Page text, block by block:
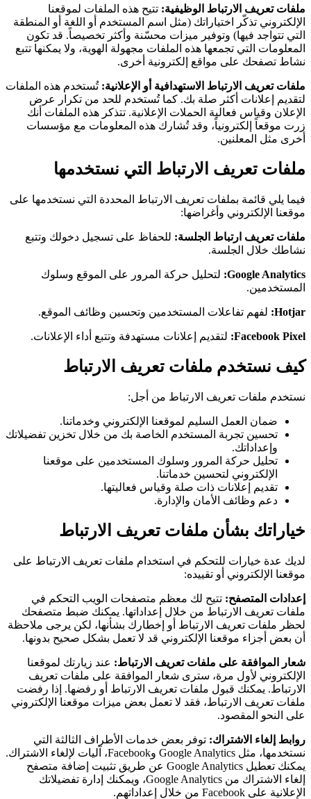
ملفات تعريف الارتباط الوظيفية: تتيح هذه الملفات لموقعنا
الإلكتروني تذكّر اختياراتك (مثل اسم المستخدم أو اللغة أو المنطقة
التي تتواجد فيها) وتوفير ميزات محسّنة وأكثر تخصيصاً. قد تكون
المعلومات التي تجمعها هذه الملفات مجهولة الهوية، ولا يمكنها تتبع
نشاط تصفحك على مواقع إلكترونية أخرى.
ملفات تعريف الارتباط الاستهدافية أو الإعلانية: تُستخدم هذه الملفات
لتقديم إعلانات أكثر صلة بك. كما تُستخدم للحد من تكرار عرض
الإعلان وقياس فعالية الحملات الإعلانية. تتذكر هذه الملفات أنك
زرت موقعاً إلكترونياً، وقد تُشارك هذه المعلومات مع مؤسسات
أخرى مثل المعلنين.
ملفات تعريف الارتباط التي نستخدمها
فيما يلي قائمة بملفات تعريف الارتباط المحددة التي نستخدمها على
موقعنا الإلكتروني وأغراضها:
ملفات تعريف ارتباط الجلسة: للحفاظ على تسجيل دخولك وتتبع
نشاطك خلال الجلسة.
Google Analytics: لتحليل حركة المرور على الموقع وسلوك
المستخدمين.
Hotjar: لفهم تفاعلات المستخدمين وتحسين وظائف الموقع.
Facebook Pixel: لتقديم إعلانات مستهدفة وتتبع أداء الإعلانات.
كيف نستخدم ملفات تعريف الارتباط
نستخدم ملفات تعريف الارتباط من أجل:
ضمان العمل السليم لموقعنا الإلكتروني وخدماتنا.
تحسين تجربة المستخدم الخاصة بك من خلال تخزين تفضيلاتك
وإعداداتك.
تحليل حركة المرور وسلوك المستخدمين على موقعنا
الإلكتروني لتحسين خدماتنا.
تقديم إعلانات ذات صلة وقياس فعاليتها.
دعم وظائف الأمان والإدارة.
خياراتك بشأن ملفات تعريف الارتباط
لديك عدة خيارات للتحكم في استخدام ملفات تعريف الارتباط على
موقعنا الإلكتروني أو تقييده:
إعدادات المتصفح: تتيح لك معظم متصفحات الويب التحكم في
ملفات تعريف الارتباط من خلال إعداداتها. يمكنك ضبط متصفحك
لحظر ملفات تعريف الارتباط أو إخطارك بشأنها، لكن يرجى ملاحظة
أن بعض أجزاء موقعنا الإلكتروني قد لا تعمل بشكل صحيح بدونها.
شعار الموافقة على ملفات تعريف الارتباط: عند زيارتك لموقعنا
الإلكتروني لأول مرة، سترى شعار الموافقة على ملفات تعريف
الارتباط. يمكنك قبول ملفات تعريف الارتباط أو رفضها. إذا رفضت
ملفات تعريف الارتباط، فقد لا تعمل بعض ميزات موقعنا الإلكتروني
على النحو المقصود.
روابط إلغاء الاشتراك: توفر بعض خدمات الأطراف الثالثة التي
نستخدمها، مثل Google Analytics وFacebook، آليات لإلغاء الاشتراك.
يمكنك تعطيل Google Analytics عن طريق تثبيت إضافة متصفح
إلغاء الاشتراك من Google Analytics، ويمكنك إدارة تفضيلاتك
الإعلانية على Facebook من خلال إعداداتهم.